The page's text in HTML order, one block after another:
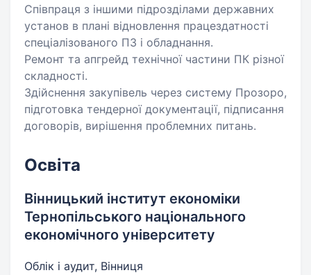
Співпраця з іншими підрозділами державних
установ в плані відновлення працездатності
спеціалізованого ПЗ і обладнання.
Ремонт та апгрейд технічної частини ПК різної
складності.
Здійснення закупівель через систему Прозоро,
підготовка тендерної документації, підписання
договорів, вирішення проблемних питань.
Освіта
Вінницький інститут економіки
Тернопільського національного
економічного університету
Облік і аудит, Вінниця